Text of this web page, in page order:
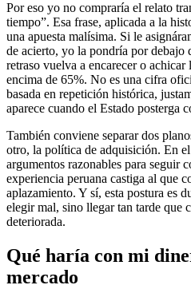
Por eso yo no compraría el relato
tiempo”. Esa frase, aplicada a la
una apuesta malísima. Si le
de acierto, yo la pondría por debajo
retraso vuelva a encarecer o
encima de 65%. No es una cifra
basada en repetición histórica,
aparece cuando el Estado posterga
También conviene separar dos
otro, la política de adquisición. En
argumentos razonables para seguir
experiencia peruana castiga al que
aplazamiento. Y sí, esta postura es
elegir mal, sino llegar tan tarde que
deteriorada.
Qué haría con mi
mercado